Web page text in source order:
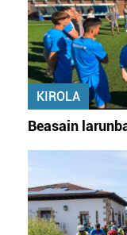
KIROLA
Beasain